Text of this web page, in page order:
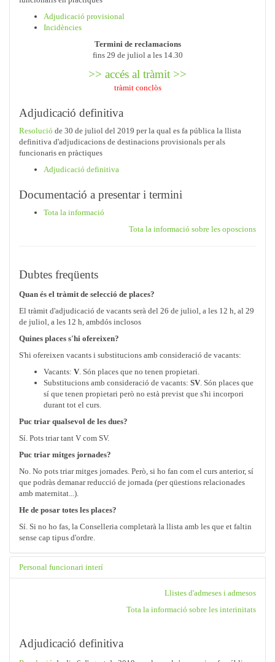
Adjudicació provisional
Incidències
Termini de reclamacions
fins 29 de juliol a les 14.30
>> accés al tràmit >>
tràmit conclòs
Adjudicació definitiva
Resolució de 30 de juliol del 2019 per la qual es fa pública la llista
definitiva d'adjudicacions de destinacions provisionals per als
funcionaris en pràctiques
Adjudicació definitiva
Documentació a presentar i termini
Tota la informació
Tota la informació sobre les oposcions
Dubtes freqüents
Quan és el tràmit de selecció de places?
El tràmit d'adjudicació de vacants serà del 26 de juliol, a les 12 h, al 29
de juliol, a les 12 h, ambdós inclosos
Quines places s'hi ofereixen?
S'hi ofereixen vacants i substitucions amb consideració de vacants:
Vacants: V. Són places que no tenen propietari.
Substitucions amb consideració de vacants: SV. Són places que
sí que tenen propietari però no està previst que s'hi incorpori
durant tot el curs.
Puc triar qualsevol de les dues?
Sí. Pots triar tant V com SV.
Puc triar mitges jornades?
No. No pots triar mitges jornades. Però, si ho fan com el curs anterior, sí
que podràs demanar reducció de jornada (per qüestions relacionades
amb maternitat...).
He de posar totes les places?
Sí. Si no ho fas, la Conselleria completarà la llista amb les que et faltin
sense cap tipus d'ordre.
Personal funcionari interí
Llistes d'admeses i admesos
Tota la informació sobre les interinitats
Adjudicació definitiva